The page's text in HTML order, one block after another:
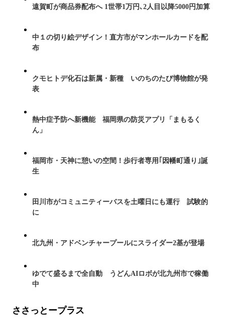
遠賀町が商品券配布へ 1世帯1万円､2人目以降5000円加算
中１の切り絵デザイン！直方市がマンホールカードを配
布
クモヒトデ化石は新属・新種 いのちのたび博物館が発
表
熱中症予防へ新機能 福岡県の防災アプリ「まもるく
ん」
福岡市・天神に憩いの空間！歩行者専用｢因幡町通り｣誕
生
田川市がコミュニティーバスを土曜日にも運行 試験的
に
北九州・アドベンチャープールにスライダー2基が登場
ゆでて盛るまで全自動 うどんAIロボが北九州市で稼働
中
ささっとープラス